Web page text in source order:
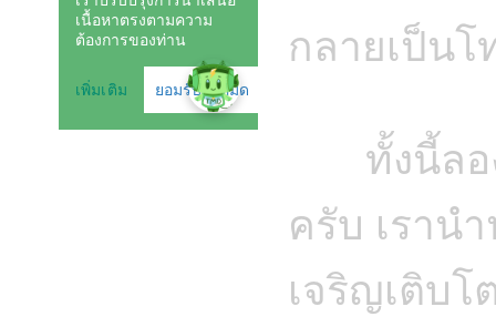
กลายเป็น
ทั้งนี้ลอง
ครับ เราน
เจริญเติบโ